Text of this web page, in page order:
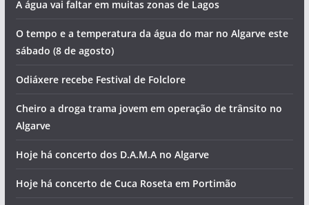
A água vai faltar em muitas zonas de Lagos
O tempo e a temperatura da água do mar no Algarve este
sábado (8 de agosto)
Odiáxere recebe Festival de Folclore
Cheiro a droga trama jovem em operação de trânsito no
Algarve
Hoje há concerto dos D.A.M.A no Algarve
Hoje há concerto de Cuca Roseta em Portimão